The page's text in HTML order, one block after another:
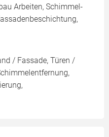
Arbeiten, Schimmel-
/ Fassade, Türen /